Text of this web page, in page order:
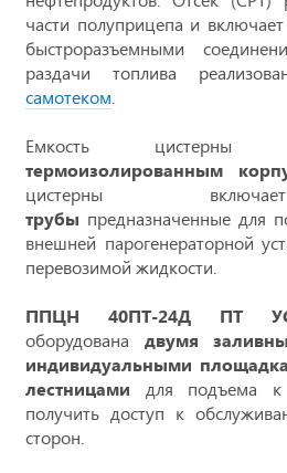
части полуприцепа и
быстроразъемными
раздачи топлива
самотеком
Емкость цистерны
термоизолированным
цистерны
трубы предназначенные для
внешней парогенераторной
перевозимой жидкости.
ППЦН 40ПТ-24Д ПТ
оборудована двумя
индивидуальными
лестницами для подъема к
получить доступ к
сторон.